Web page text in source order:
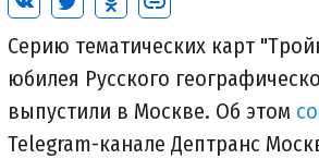
Серию тематических карт
юбилея Русского
выпустили в Москве. Об этом
Telegram-канале Дептранс